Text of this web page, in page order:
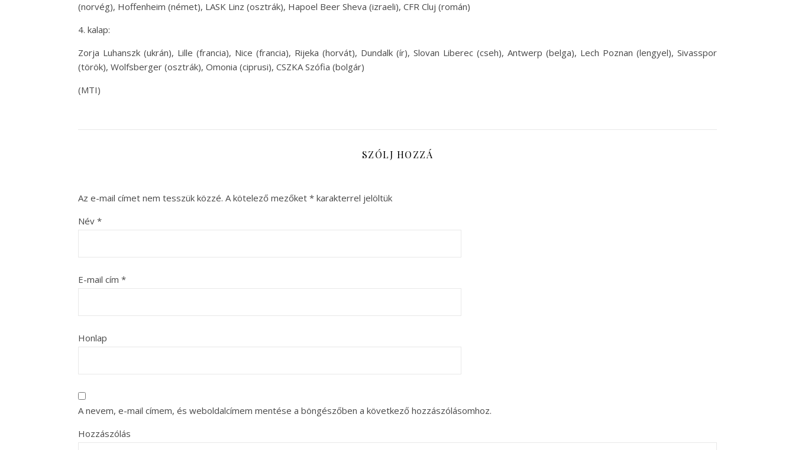
(norvég), Hoffenheim (német), LASK Linz (osztrák), Hapoel Beer Sheva (izraeli), CFR Cluj (román)
4. kalap:
Zorja Luhanszk (ukrán), Lille (francia), Nice (francia), Rijeka (horvát), Dundalk (ír), Slovan Liberec (cseh), Antwerp (belga), Lech Poznan (lengyel), Sivasspor
(török), Wolfsberger (osztrák), Omonia (ciprusi), CSZKA Szófia (bolgár)
(MTI)
SZÓLJ HOZZÁ
Az e-mail címet nem tesszük közzé. A kötelező mezőket * karakterrel jelöltük
Név *
E-mail cím *
Honlap
A nevem, e-mail címem, és weboldalcímem mentése a böngészőben a következő hozzászólásomhoz.
Hozzászólás